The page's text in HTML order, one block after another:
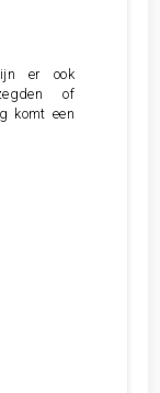
er ook
of
komt een